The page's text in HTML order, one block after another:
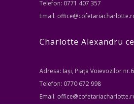
Telefon: 0771 407 357
Email:
Charlotte Alexandru
Adresa: Iași, Piața Voievozilor nr.6
Telefon: 0770 672 998
Email: